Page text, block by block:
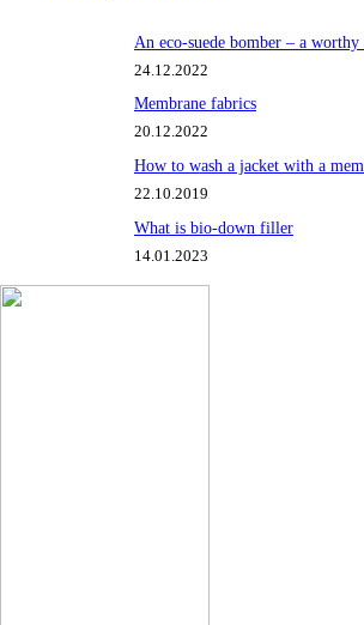
An eco-suede bomber – a
24.12.2022
Membrane fabrics
20.12.2022
How to wash a jacket with a
22.10.2019
What is bio-down filler
14.01.2023